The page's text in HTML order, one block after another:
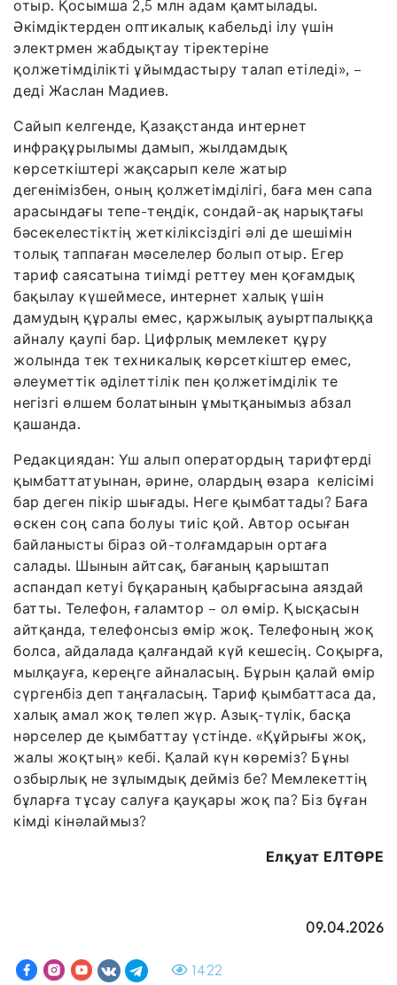
отыр. Қосымша 2,5 млн адам қамтылады.
Әкімдіктерден оптикалық кабельді ілу үшін
электрмен жабдықтау тіректеріне
қолжетімділікті ұйымдастыру талап етіледі», –
деді Жаслан Мадиев.
Сайып келгенде, Қазақстанда интернет
инфрақұрылымы дамып, жылдамдық
көрсеткіштері жақсарып келе жатыр
дегенімізбен, оның қолжетімділігі, баға мен сапа
арасындағы тепе-теңдік, сондай-ақ нарықтағы
бәсекелестіктің жеткіліксіздігі әлі де шешімін
толық таппаған мәселелер болып отыр. Егер
тариф саясатына тиімді реттеу мен қоғамдық
бақылау күшеймесе, интернет халық үшін
дамудың құралы емес, қаржылық ауыртпалыққа
айналу қаупі бар. Цифрлық мемлекет құру
жолында тек техникалық көрсеткіштер емес,
әлеуметтік әділеттілік пен қолжетімділік те
негізгі өлшем болатынын ұмытқанымыз абзал
қашанда.
Редакциядан: Үш алып оператордың тарифтерді
қымбаттатуынан, әрине, олардың өзара келісімі
бар деген пікір шығады. Неге қымбаттады? Баға
өскен соң сапа болуы тиіс қой. Автор осыған
байланысты біраз ой-толғамдарын ортаға
салады. Шынын айтсақ, бағаның қарыштап
аспандап кетуі бұқараның қабырғасына аяздай
батты. Телефон, ғаламтор – ол өмір. Қысқасын
айтқанда, телефонсыз өмір жоқ. Телефоның жоқ
болса, айдалада қалғандай күй кешесің. Соқырға,
мылқауға, кереңге айналасың. Бұрын қалай өмір
сүргенбіз деп таңғаласың. Тариф қымбаттаса да,
халық амал жоқ төлеп жүр. Азық-түлік, басқа
нәрселер де қымбаттау үстінде. «Құйрығы жоқ,
жалы жоқтың» кебі. Қалай күн көреміз? Бұны
озбырлық не зұлымдық дейміз бе? Мемлекеттің
бұларға тұсау салуға қауқары жоқ па? Біз бұған
кімді кінәлаймыз?
Елқуат ЕЛТӨРЕ
09.04.2026
1422